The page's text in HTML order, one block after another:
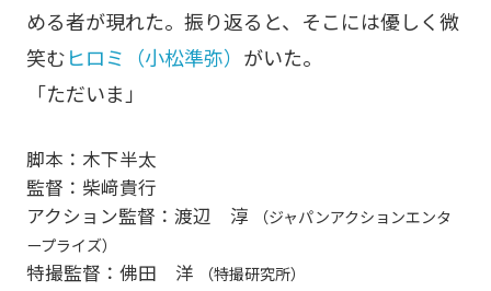
める者が現れた。振り返ると、そこには優しく微
笑むヒロミ（小松準弥） がいた。
「ただいま」
脚本：木下半太
監督：柴﨑貴行
アクション監督：渡辺 淳
（ジャパンアクションエンタ
ープライズ）
特撮監督：佛田 洋 （特撮研究所）